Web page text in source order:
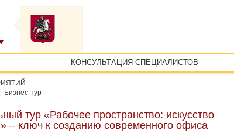
КОНСУЛЬТАЦИЯ СПЕЦИАЛИСТОВ
тур
тур «Рабочее пространство: искусство
– ключ к созданию современного офиса